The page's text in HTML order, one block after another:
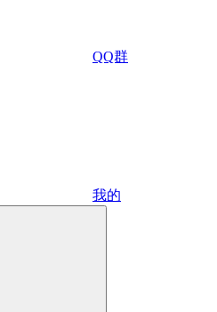
QQ群
我的